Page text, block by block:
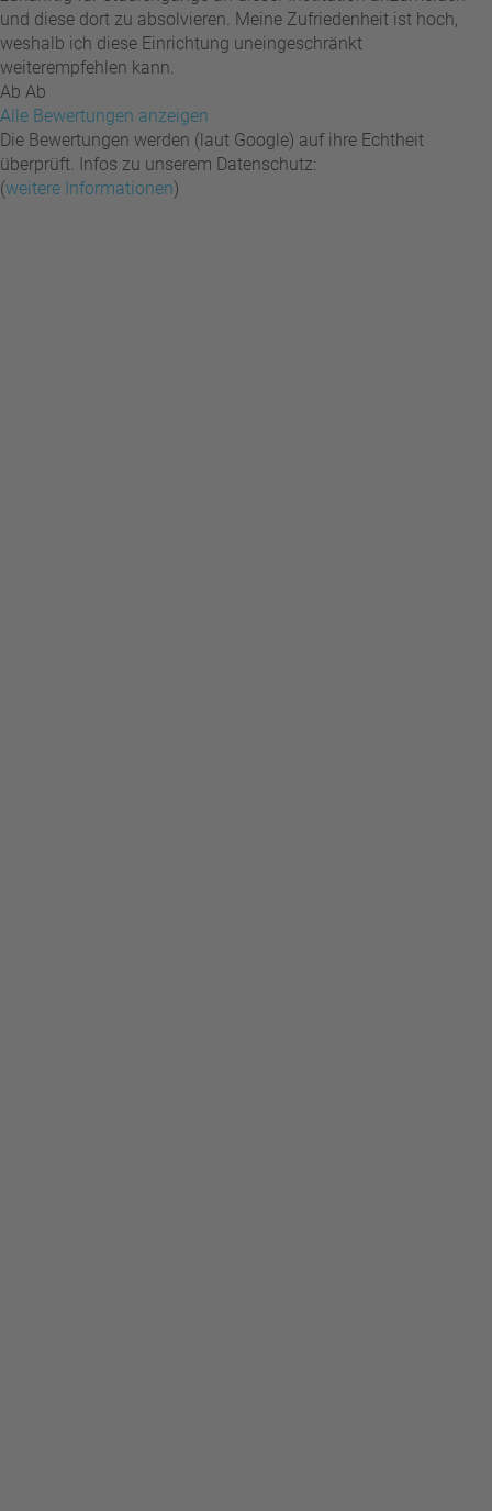
und diese dort zu absolvieren. Meine Zufriedenheit ist hoch,
weshalb ich diese Einrichtung uneingeschränkt
weiterempfehlen kann.
Ab Ab
Alle Bewertungen anzeigen
Die Bewertungen werden (laut Google) auf ihre Echtheit
überprüft. Infos zu unserem Datenschutz:
(weitere Informationen)